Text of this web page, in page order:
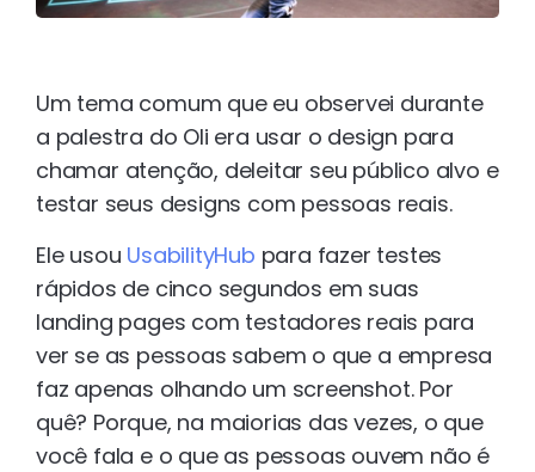
Um tema comum que eu observei durante
a palestra do Oli era usar o design para
chamar atenção, deleitar seu público alvo e
testar seus designs com pessoas reais.
Ele usou UsabilityHub para fazer testes
rápidos de cinco segundos em suas
landing pages com testadores reais para
ver se as pessoas sabem o que a empresa
faz apenas olhando um screenshot. Por
quê? Porque, na maiorias das vezes, o que
você fala e o que as pessoas ouvem não é